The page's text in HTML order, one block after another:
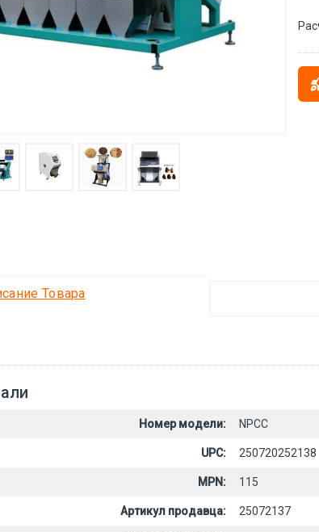
Товара
Номер модели: NPCC
UPC: 250720252138
MPN: 115
Артикул продавца: 25072137